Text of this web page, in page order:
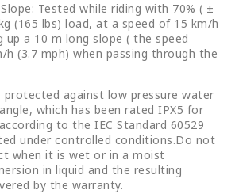
Tested while riding with 70% ( ±
(165 lbs) load, at a speed of 15 km/h
up a 10 m long slope ( the speed
(3.7 mph) when passing through the
against low pressure water
which has been rated IPX5 for
to the IEC Standard 60529
under controlled conditions.Do not
when it is wet or in a moist
in liquid and the resulting
by the warranty.